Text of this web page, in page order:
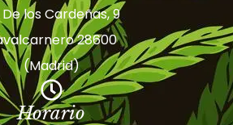
los Cardeñas, 9
28600
(Madrid)
Horario